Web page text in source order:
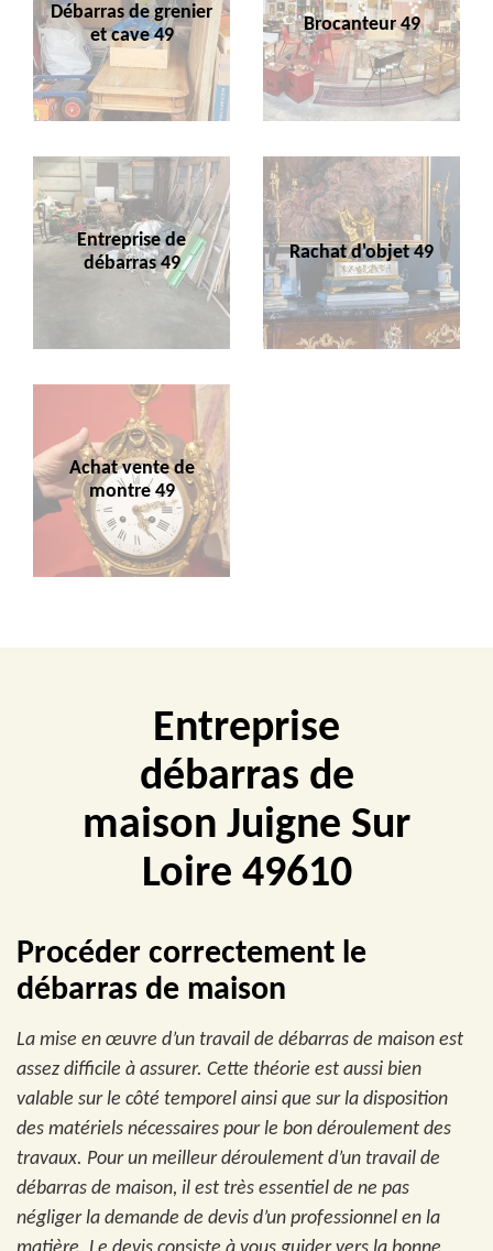
Débarras de grenier
et cave 49
Brocanteur 49
Entreprise de
débarras 49
Rachat d'objet 49
Achat vente de
montre 49
Entreprise
débarras de
maison Juigne Sur
Loire 49610
Procéder correctement le
débarras de maison
La mise en œuvre d’un travail de débarras de maison est
assez difficile à assurer. Cette théorie est aussi bien
valable sur le côté temporel ainsi que sur la disposition
des matériels nécessaires pour le bon déroulement des
travaux. Pour un meilleur déroulement d’un travail de
débarras de maison, il est très essentiel de ne pas
négliger la demande de devis d’un professionnel en la